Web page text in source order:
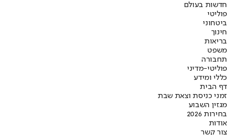
חדשות בעולם
פוליטי
ביטחוני
חינוך
בריאות
משפט
תחבורה
פוליטי-מדיני
כללי ומידע
דף הבית
זמני כניסת וצאת שבת
מגזין השבוע
בחירות 2026
אודות
צור קשר